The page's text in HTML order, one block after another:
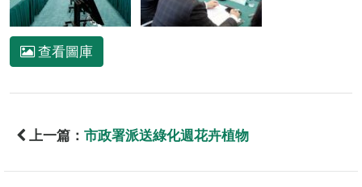
查看圖庫
上一篇： 市政署派送綠化週花卉植物